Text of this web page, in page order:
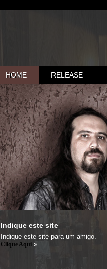
HOME RELEASE
Indique este site
Indique este site para um amigo.
Clique Aqui »